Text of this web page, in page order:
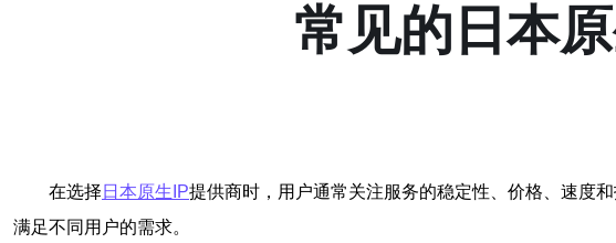
常见的日本
在选择 日本原生IP提供商时，用户通常关注服务的稳定性、价格、速度
满足不同用户的需求。